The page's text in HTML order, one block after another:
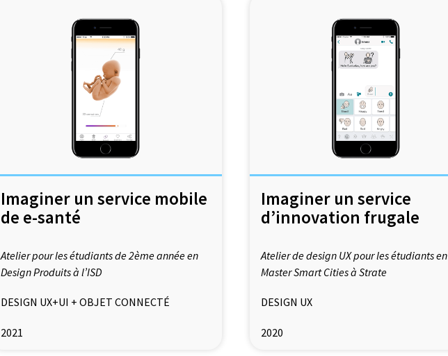
Imaginer un service mobile
de e-santé
Atelier pour les étudiants de 2ème année en
Design Produits à l’ISD
DESIGN UX+UI + OBJET CONNECTÉ
2021
Imaginer un service
d’innovation frugale
Atelier de design UX pour les étudiants en
Master Smart Cities à Strate
DESIGN UX
2020